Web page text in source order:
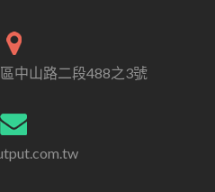
中山路二段488之3號